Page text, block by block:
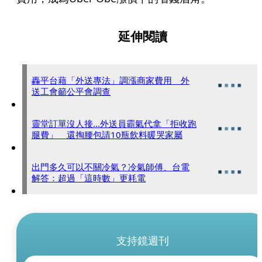
延伸閱讀
轟平台藉「外送專法」調漲商家費用 外
送工會籲公平會調查
靈堂訂單沒人接...外送員霸氣代拿「拒收跑
腿費」 還掏腰包請10瓶飲料暖哭家屬
出門多久可以不關冷氣？冷氣師傅、台電
解答：超過「這時數」更耗電
支持鏡週刊